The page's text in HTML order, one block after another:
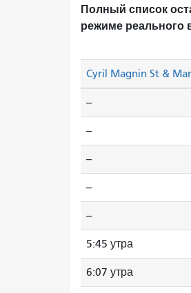
Полный список
режиме реального
Cyril Magnin St &
--
--
--
--
--
5:45 утра
6:07 утра